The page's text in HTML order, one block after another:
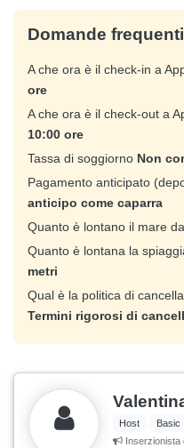
Domande frequenti
A che ora è il check-in a
ore
A che ora è il check-out a
10:00 ore
Tassa di soggiorno Non
Pagamento anticipato
anticipo come caparra
Quanto è lontano il mare
Quanto è lontana la
metri
Qual è la politica di
Termini rigorosi di
Host
Basic
Inserzionista